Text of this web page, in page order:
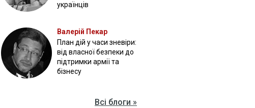
українців
Валерій Пекар
План дій у часи зневіри:
від власної безпеки до
підтримки армії та
бізнесу
Всі блоги »